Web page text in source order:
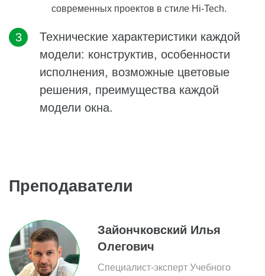
современных проектов в стиле Hi-Tech.
Технические характеристики каждой
модели: конструктив, особенности
исполнения, возможные цветовые
решения, преимущества каждой
модели окна.
Преподаватели
Зайончковский Илья
Олегович
Специалист-эксперт Учебного